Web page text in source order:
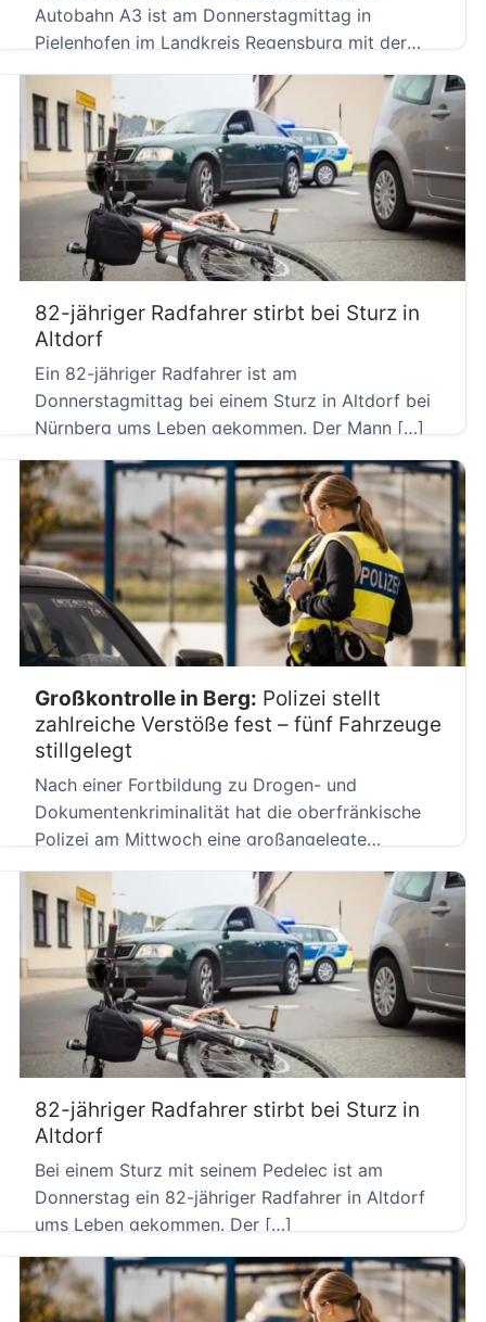
Autobahn A3 ist am Donnerstagmittag in
Pielenhofen im Landkreis Regensburg mit der
Festnahme […]
82-jähriger Radfahrer stirbt bei Sturz in
Altdorf
Ein 82-jähriger Radfahrer ist am
Donnerstagmittag bei einem Sturz in Altdorf bei
Nürnberg ums Leben gekommen. Der Mann […]
Großkontrolle in Berg: Polizei stellt
zahlreiche Verstöße fest – fünf Fahrzeuge
stillgelegt
Nach einer Fortbildung zu Drogen- und
Dokumentenkriminalität hat die oberfränkische
Polizei am Mittwoch eine großangelegte
Verkehrskontrolle an der […]
82-jähriger Radfahrer stirbt bei Sturz in
Altdorf
Bei einem Sturz mit seinem Pedelec ist am
Donnerstag ein 82-jähriger Radfahrer in Altdorf
ums Leben gekommen. Der […]